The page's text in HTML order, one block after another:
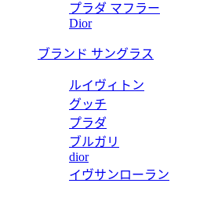
プラダ マフラー
Dior
ブランド サングラス
ルイヴィトン
グッチ
プラダ
ブルガリ
dior
イヴサンローラン